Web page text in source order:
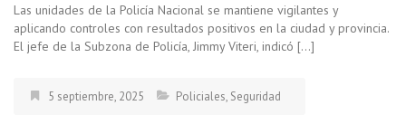
Las unidades de la Policía Nacional se mantiene vigilantes y
aplicando controles con resultados positivos en la ciudad y provincia.
El jefe de la Subzona de Policía, Jimmy Viteri, indicó […]
5 septiembre, 2025 Policiales, Seguridad